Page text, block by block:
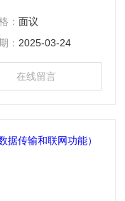
甲酸酯类农药的含量
政府蔬菜检测中心、
饭店等单位对果蔬中
： 面议
： 2025-03-24
在线留言